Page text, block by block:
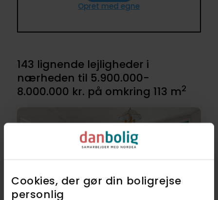
Cookies, der gør din boligrejse
personlig​
Opret med egne
143 lignende lejligheder i
nærheden til 5.900.000-
8.000.000 kr. på omkring 113 m2